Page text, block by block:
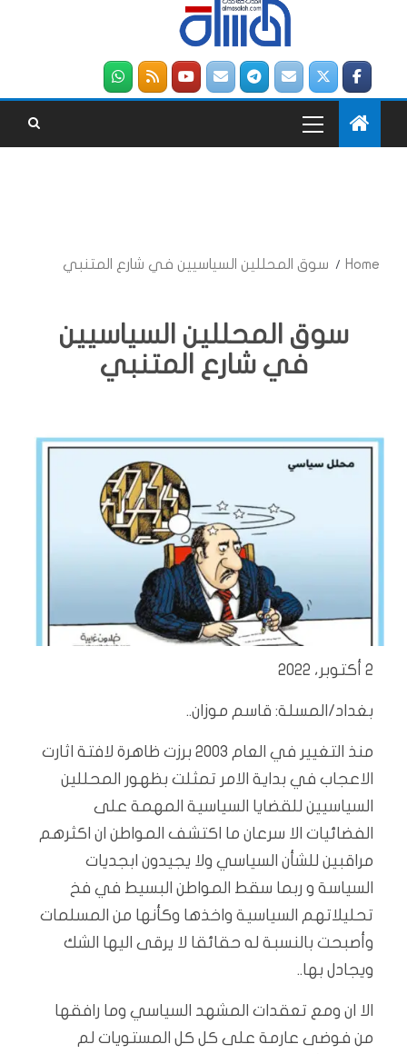
Home سوق المحللين السياسيين في شارع المتنبي
سوق المحللين السياسيين
في شارع المتنبي
2 أكتوبر، 2022
بغداد/المسلة: قاسم موزان..
منذ التغيير في العام 2003 برزت ظاهرة لافتة اثارت
الاعجاب في بداية الامر تمثلت بظهور المحللين
السياسيين للقضايا السياسية المهمة على
الفضائيات الا سرعان ما اكتشف المواطن ان اكثرهم
مراقبين للشأن السياسي ولا يجيدون ابجديات
السياسة و ربما سقط المواطن البسيط في فخ
تحليلاتهم السياسية واخذها وكأنها من المسلمات
وأصبحت بالنسبة له حقائقا لا يرقى اليها الشك
ويجادل بها..
الا ان ومع تعقدات المشهد السياسي وما رافقها
من فوضى عارمة على كل كل المستويات لم